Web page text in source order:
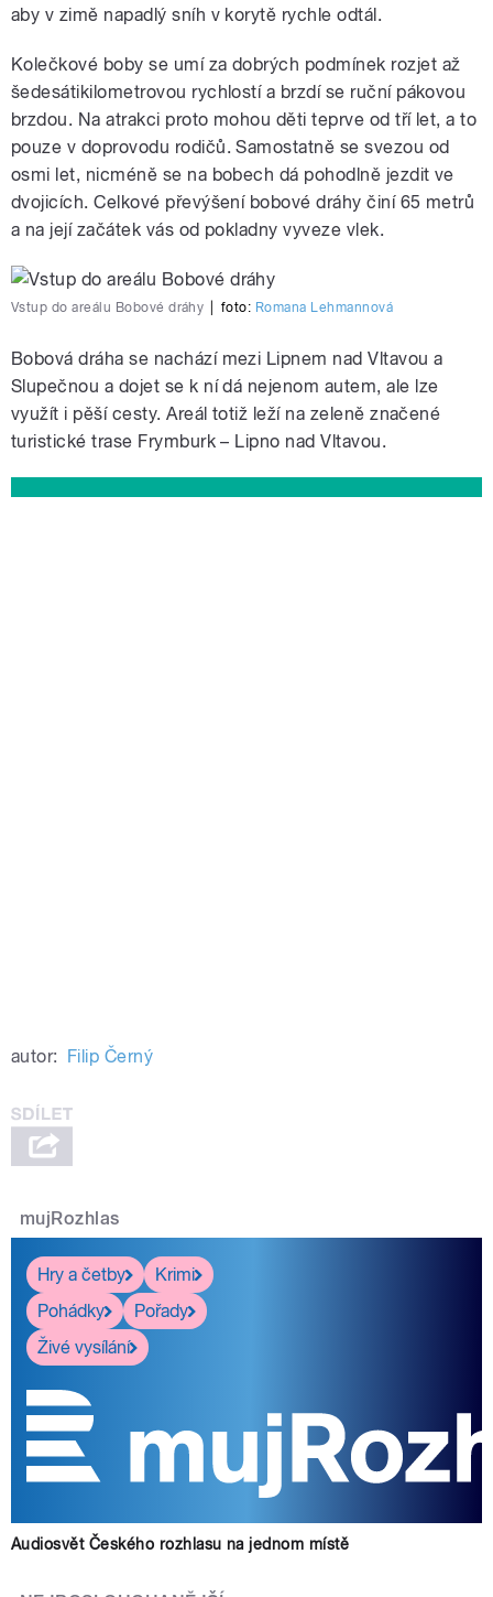
aby v zimě napadlý sníh v korytě rychle odtál.
Kolečkové boby se umí za dobrých podmínek rozjet až
šedesátikilometrovou rychlostí a brzdí se ruční pákovou
brzdou. Na atrakci proto mohou děti teprve od tří let, a to
pouze v doprovodu rodičů. Samostatně se svezou od
osmi let, nicméně se na bobech dá pohodlně jezdit ve
dvojicích. Celkové převýšení bobové dráhy činí 65 metrů
a na její začátek vás od pokladny vyveze vlek.
Vstup do areálu Bobové dráhy foto: Romana Lehmannová
Bobová dráha se nachází mezi Lipnem nad Vltavou a
Slupečnou a dojet se k ní dá nejenom autem, ale lze
využít i pěší cesty. Areál totiž leží na zeleně značené
turistické trase Frymburk – Lipno nad Vltavou.
autor: Filip Černý
mujRozhlas
Hry a četby
Krimi
Pohádky
Pořady
Živé vysílání
Audiosvět Českého rozhlasu na jednom místě